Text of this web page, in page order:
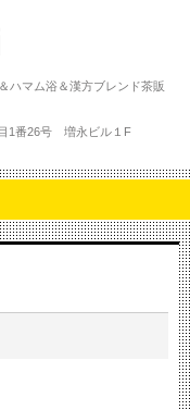
ハマム浴＆漢方ブレンド茶販
丁目1番26号 増永ビル１F